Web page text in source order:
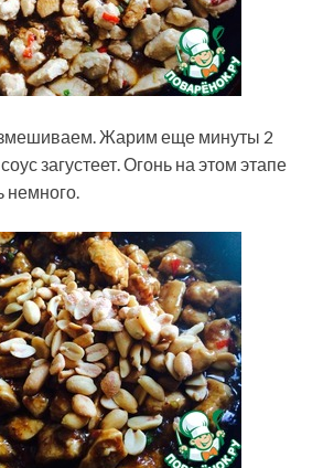
Жарим еще минуты 2
загустеет. Огонь на этом этапе
немного.